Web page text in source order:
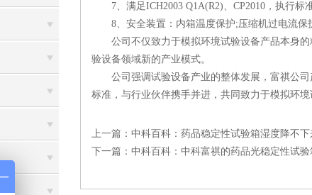
7、满足ICH2003 Q1A(R2)、CP2010，执行标准
8、安全装置：内箱温度保护;压缩机过电流保
公司不仅致力于模拟环境试验设备产品本身的
验设备领域新的产业模式。
公司强调试验设备产业的整体发展，富祺公司
标准，与行业伙伴携手并进，共同致力于模拟环境
上一篇： 中科百科：药品稳定性试验箱湿度降不
下一篇： 中科百科：中科富祺的药品光稳定性试验